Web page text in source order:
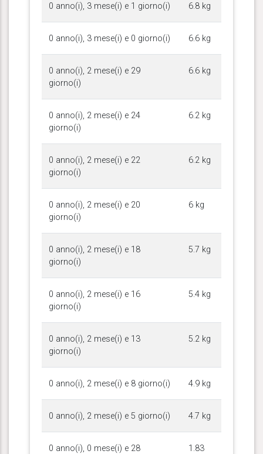
0 anno(i), 3 mese(i) e 1 giorno(i) 6.8 kg
0 anno(i), 3 mese(i) e 0 giorno(i) 6.6 kg
0 anno(i), 2 mese(i) e 29
giorno(i)
6.6 kg
0 anno(i), 2 mese(i) e 24
giorno(i)
6.2 kg
0 anno(i), 2 mese(i) e 22
giorno(i)
6.2 kg
0 anno(i), 2 mese(i) e 20
giorno(i)
6 kg
0 anno(i), 2 mese(i) e 18
giorno(i)
5.7 kg
0 anno(i), 2 mese(i) e 16
giorno(i)
5.4 kg
0 anno(i), 2 mese(i) e 13
giorno(i)
5.2 kg
0 anno(i), 2 mese(i) e 8 giorno(i) 4.9 kg
0 anno(i), 2 mese(i) e 5 giorno(i) 4.7 kg
0 anno(i), 0 mese(i) e 28
1.83